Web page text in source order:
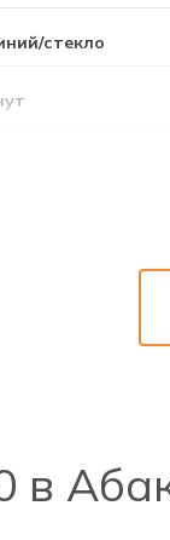
стекло
в